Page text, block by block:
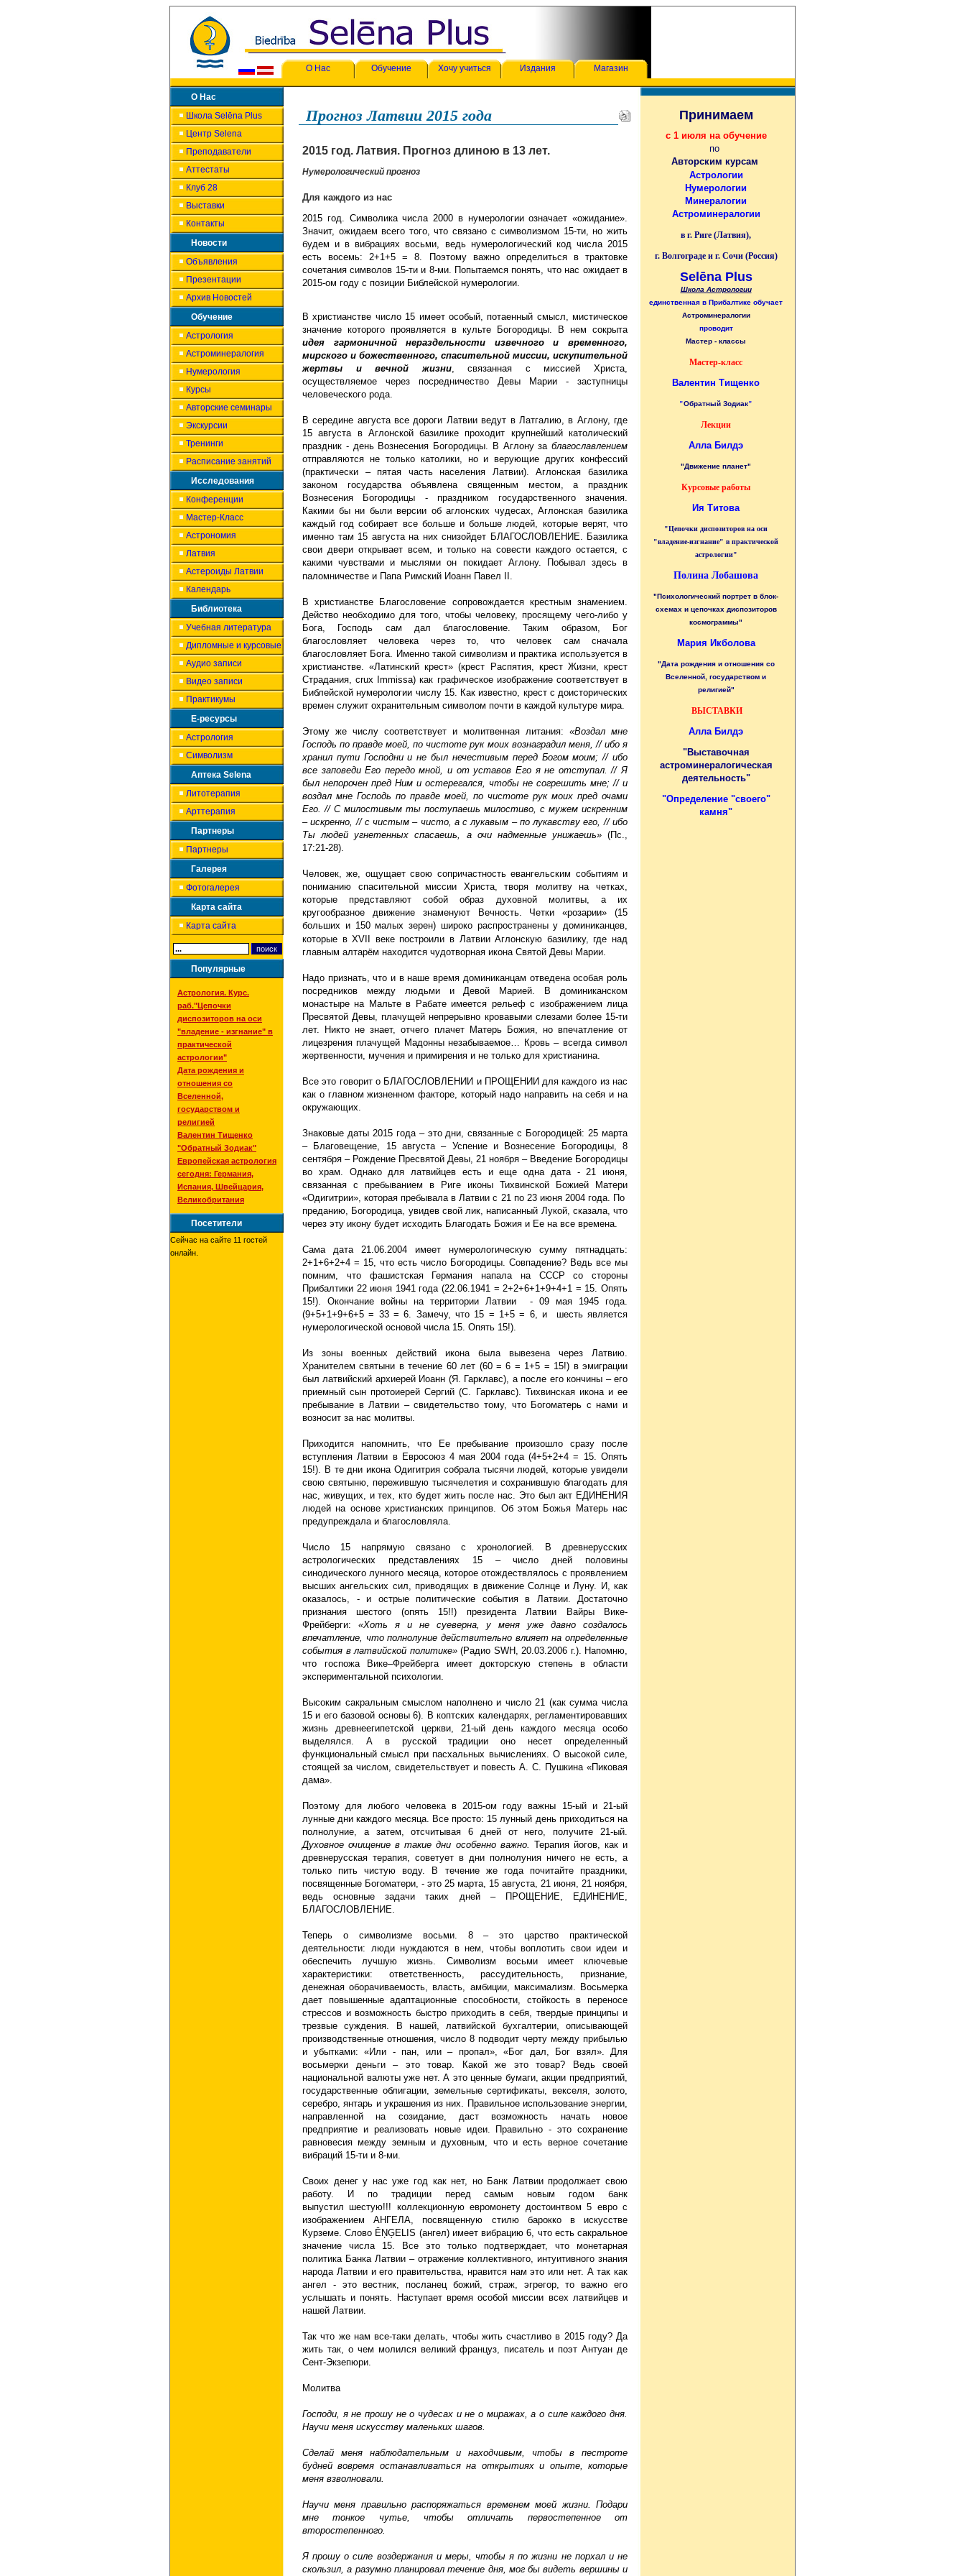
О Нас Обучение Хочу учиться Издания Магазин
О Нас
Школа Selēna Plus
Центр Selena
Преподаватели
Аттестаты
Клуб 28
Выставки
Контакты
Новости
Объявления
Презентации
Архив Новостей
Обучение
Астрология
Астроминералогия
Нумерология
Курсы
Авторские семинары
Экскурсии
Тренинги
Расписание занятий
Исследования
Конференции
Мастер-Класс
Астрономия
Латвия
Астероиды Латвии
Календарь
Библиотека
Учебная литература
Дипломные и курсовые
Аудио записи
Видео записи
Практикумы
Е-ресурсы
Астрология
Символизм
Аптека Selena
Литотерапия
Арттерапия
Партнеры
Партнеры
Галерея
Фотогалерея
Карта сайта
Карта сайта
Популярные
Астрология. Курс.
раб."Цепочки
диспозиторов на оси
"владение - изгнание" в
практической
астрологии"
Дата рождения и
отношения со
Вселенной,
государством и
религией
Валентин Тищенко
"Обратный Зодиак"
Европейская астрология
сегодня: Германия,
Испания, Швейцария,
Великобритания
Посетители
Сейчас на сайте 11 гостей
онлайн.
Прогноз Латвии 2015 года
2015 год. Латвия. Прогноз длиною в 13 лет.
Нумерологический прогноз
Для каждого из нас
2015 год. Символика числа 2000 в нумерологииозначает «ожидание».
Значит, ожидаем всего того, что связано с символизмом 15-ти, но жить
будем и в вибрациях восьми, ведь нумерологический код числа 2015
есть восемь: 2+1+5 = 8. Поэтому важно определиться в трактовке
сочетания символов 15-ти и 8-ми. Попытаемся понять, что нас ожидает в
2015-ом году с позиции Библейской нумерологии.
В христианстве число 15 имеет особый, потаенный смысл, мистическое
значение которого проявляется в культе Богородицы. В нем сокрыта
идея гармоничной нераздельности извечного и временного,
мирского и божественного, спасительной миссии, искупительной
жертвы и вечной жизни, связанная с миссией Христа,
осуществляемое через посредничество Девы Марии - заступницы
человеческого рода.
В середине августа все дороги Латвии ведут в Латгалию, в Аглону, где
15 августа в Аглонской базилике проходит крупнейший католический
праздник - день Вознесения Богородицы. В Аглону за благославлением
отправляются не только католики, но и верующие других конфессий
(практически – пятая часть населения Латвии). Аглонская базилика
законом государства объявлена священным местом, а праздник
Вознесения Богородицы - праздником государственного значения.
Какими бы ни были версии об аглонских чудесах, Аглонская базилика
каждый год собирает все больше и больше людей, которые верят, что
именно там 15 августа на них снизойдет БЛАГОСЛОВЛЕНИЕ. Базилика
свои двери открывает всем, и только на совести каждого остается, с
какими чувствами и мыслями он покидает Аглону. Побывал здесь в
паломничестве и Папа Римский Иоанн Павел II.
В христианстве Благословение сопровождается крестным знамением.
Действо необходимо для того, чтобы человеку, просящему чего-либо у
Бога, Господь сам дал благословение. Таким образом, Бог
благословляет человека через то, что человек сам сначала
благословляет Бога. Именно такой символизм и практика используется в
христианстве. «Латинский крест» (крест Распятия, крест Жизни, крест
Страдания, crux Immissa) как графическое изображение соответствует в
Библейской нумерологии числу 15. Как известно, крест с доисторических
времен служит охранительным символом почти в каждой культуре мира.
Этому же числу соответствует и молитвенная литания: «Воздал мне
Господь по правде моей, по чистоте рук моих вознаградил меня, // ибо я
хранил пути Господни и не был нечестивым перед Богом моим; // ибо
все заповеди Его передо мной, и от уставов Его я не отступал. // Я
был непорочен пред Ним и остерегался, чтобы не согрешить мне; // и
воздал мне Господь по правде моей, по чистоте рук моих пред очами
Его. // С милостивым ты поступаешь милостиво, с мужем искренним
– искренно, // с чистым – чисто, а с лукавым – по лукавству его, // ибо
Ты людей угнетенных спасаешь, а очи надменные унижаешь» (Пс.,
17:21-28).
Человек, же, ощущает свою сопричастность евангельским событиям и
пониманию спасительной миссии Христа, творя молитву на четках,
которые представляют собой образ духовной молитвы, а их
кругообразное движение знаменуют Вечность. Четки «розарии» (15
больших и 150 малых зерен) широко распространены у доминиканцев,
которые в XVII веке построили в Латвии Аглонскую базилику, где над
главным алтарём находится чудотворная икона Святой Девы Марии.
Надо признать, что и в наше время доминиканцам отведена особая роль
посредников между людьми и Девой Марией. В доминиканском
монастыре на Мальте в Рабате имеется рельеф с изображением лица
Пресвятой Девы, плачущей непрерывно кровавыми слезами более 15-ти
лет. Никто не знает, отчего плачет Матерь Божия, но впечатление от
лицезрения плачущей Мадонны незабываемое… Кровь – всегда символ
жертвенности, мучения и примирения и не только для христианина.
Все это говорит о БЛАГОСЛОВЛЕНИИ и ПРОЩЕНИИ для каждого из нас
как о главном жизненном факторе, который надо направить на себя и на
окружающих.
Знаковые даты 2015 года – это дни, связанные с Богородицей: 25 марта
– Благовещение, 15 августа – Успение и Вознесение Богородицы, 8
сентября – Рождение Пресвятой Девы, 21 ноября – Введение Богородицы
во храм. Однако для латвийцев есть и еще одна дата - 21 июня,
связанная с пребыванием в Риге иконы Тихвинской Божией Матери
«Одигитрии», которая пребывала в Латвии с 21 по 23 июня 2004 года. По
преданию, Богородица, увидев свой лик, написанный Лукой, сказала, что
через эту икону будет исходить Благодать Божия и Ее на все времена.
Сама дата 21.06.2004 имеет нумерологическую сумму пятнадцать:
2+1+6+2+4 = 15, что есть число Богородицы. Совпадение? Ведь все мы
помним, что фашистская Германия напала на СССР со стороны
Прибалтики 22 июня 1941 года (22.06.1941 = 2+2+6+1+9+4+1 = 15. Опять
15!). Окончание войны на территории Латвии - 09 мая 1945 года.
(9+5+1+9+6+5 = 33 = 6. Замечу, что 15 = 1+5 = 6, и шесть является
нумерологической основой числа 15. Опять 15!).
Из зоны военных действий икона была вывезена через Латвию.
Хранителем святыни в течение 60 лет (60 = 6 = 1+5 = 15!) в эмиграции
был латвийский архиерей Иоанн (Я. Гарклавс), а после его кончины – его
приемный сын протоиерей Сергий (С. Гарклавс). Тихвинская икона и ее
пребывание в Латвии – свидетельство тому, что Богоматерь с нами и
возносит за нас молитвы.
Приходится напомнить, что Ее пребывание произошло сразу после
вступления Латвии в Евросоюз 4 мая 2004 года (4+5+2+4 = 15. Опять
15!). В те дни икона Одигитрия собрала тысячи людей, которые увидели
свою святыню, пережившую тысячелетия и сохранившую благодать для
нас, живущих, и тех, кто будет жить после нас. Это был акт ЕДИНЕНИЯ
людей на основе христианских принципов. Об этом Божья Матерь нас
предупреждала и благословляла.
Число 15 напрямую связано с хронологией. В древнерусских
астрологических представлениях 15 – число дней половины
синодического лунного месяца, которое отождествлялось с проявлением
высших ангельских сил, приводящих в движение Солнце и Луну. И, как
оказалось, - и острые политические события в Латвии. Достаточно
признания шестого (опять 15!!) президента Латвии Вайры Вике-
Фрейберги: «Хоть я и не суеверна, у меня уже давно создалось
впечатление, что полнолуние действительно влияет на определенные
события в латвийской политике»(Радио SWH, 20.03.2006 г.). Напомню,
что госпожа Вике–Фрейберга имеет докторскую степень в области
экспериментальной психологии.
Высоким сакральным смыслом наполнено и число 21 (как сумма числа
15 и его базовой основы 6). В коптских календарях, регламентировавших
жизнь древнеегипетской церкви, 21-ый день каждого месяца особо
выделялся. А в русской традиции оно несет определенный
функциональный смысл при пасхальных вычислениях. О высокой силе,
стоящей за числом, свидетельствует и повесть А. С. Пушкина «Пиковая
дама».
Поэтому для любого человека в 2015-ом году важны 15-ый и 21-ый
лунные дни каждого месяца. Все просто: 15 лунный день приходиться на
полнолуние, а затем, отсчитывая 6 дней от него, получите 21-ый.
Духовное очищение в такие дни особенно важно. Терапия йогов, как и
древнерусская терапия, советует в дни полнолуния ничего не есть, а
только пить чистую воду. В течение же года почитайте праздники,
посвященные Богоматери, - это 25 марта, 15 августа, 21 июня, 21 ноября,
ведь основные задачи таких дней – ПРОЩЕНИЕ, ЕДИНЕНИЕ,
БЛАГОСЛОВЛЕНИЕ.
Теперь о символизме восьми. 8 – это царство практической
деятельности: люди нуждаются в нем, чтобы воплотить свои идеи и
обеспечить лучшую жизнь. Символизм восьми имеет ключевые
характеристики: ответственность, рассудительность, признание,
денежная оборачиваемость, власть, амбиции, максимализм. Восьмерка
дает повышенные адаптационные способности, стойкость в переносе
стрессов и возможность быстро приходить в себя, твердые принципы и
трезвые суждения. В нашей, латвийской бухгалтерии, описывающей
производственные отношения, число 8 подводит черту между прибылью
и убытками: «Или - пан, или – пропал», «Бог дал, Бог взял». Для
восьмерки деньги – это товар. Какой же это товар? Ведь своей
национальной валюты уже нет. А это ценные бумаги, акции предприятий,
государственные облигации, земельные сертификаты, векселя, золото,
серебро, янтарь и украшения из них. Правильное использование энергии,
направленной на созидание, даст возможность начать новое
предприятие и реализовать новые идеи. Правильно - это сохранение
равновесия между земным и духовным, что и есть верное сочетание
вибраций 15-ти и 8-ми.
Своих денег у нас уже год как нет, но Банк Латвии продолжает свою
работу. И по традиции перед самым новым годом банк
выпустил шестую!!! коллекционную евромонету достоинтвом 5 евро с
изображением АНГЕЛА, посвященную стилю барокко в искусстве
Курземе. Слово ĒŅĢELIS (ангел) имеет вибрацию 6, что есть сакральное
значение числа 15. Все это только подтверждает, что монетарная
политика Банка Латвии – отражение коллективного, интуитивного знания
народа Латвии и его правительства, нравится нам это или нет. А так как
ангел - это вестник, посланец божий, страж, эгрегор, то важно его
услышать и понять. Наступает время особой миссии всех латвийцев и
нашей Латвии.
Так что же нам все-таки делать, чтобы жить счастливо в 2015 году? Да
жить так, о чем молился великий француз, писатель и поэт Антуан де
Сент-Экзепюри.
Молитва
Господи, я не прошу не о чудесах и не о миражах, а о силе каждого дня.
Научи меня искусству маленьких шагов.
Сделай меня наблюдательным и находчивым, чтобы в пестроте
будней вовремя останавливаться на открытиях и опыте, которые
меня взволновали.
Научи меня правильно распоряжаться временем моей жизни. Подари
мне тонкое чутье, чтобы отличать первостепенное от
второстепенного.
Я прошу о силе воздержания и меры, чтобы я по жизни не порхал и не
скользил, а разумно планировал течение дня, мог бы видеть вершины и
Принимаем
с 1 июля на обучение
по
Авторским курсам
Астрологии
Нумерологии
Минералогии
Астроминералогии
в г. Риге (Латвия),
г. Волгограде и г. Сочи (Россия)
Selēna Plus
Школа Астрологии
единственная в Прибалтике обучает
Астроминералогии
проводит
Мастер - классы
Мастер-класс
Валентин Тищенко
"Обратный Зодиак"
Лекции
Алла Билдэ
"Движение планет"
Курсовые работы
Ия Титова
"Цепочки диспозиторов на оси
"владение-изгнание" в практической
астрологии"
Полина Лобашова
"Психологический портрет в блок-
схемах и цепочках диспозиторов
космограммы"
Мария Икболова
"Дата рождения и отношения со
Вселенной, государством и
религией"
ВЫСТАВКИ
Алла Билдэ
"Выставочная
астроминералогическая
деятельность"
"Определение "своего"
камня"